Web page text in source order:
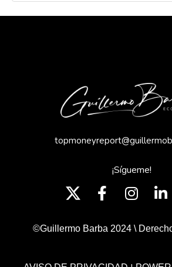
¡Sígueme!
©Guillermo Barba 2024 \